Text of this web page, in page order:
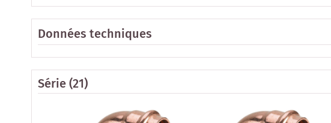
Données techniques
Série(21)